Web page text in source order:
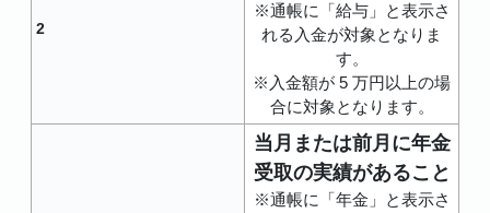
2
※通帳に「給与」と表示さ
れる入金が対象となりま
す。
※入金額が 5 万円以上の場
合に対象となります。
当月または前月に年金
受取の実績があること
※通帳に「年金」と表示さ